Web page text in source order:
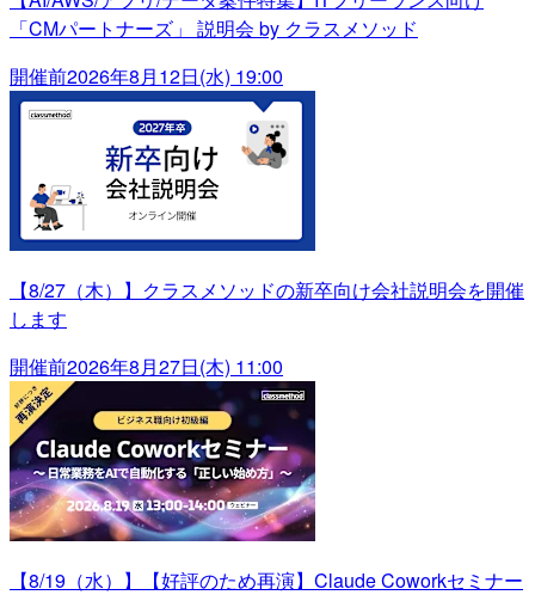
「CMパートナーズ」 説明会 by クラスメソッド
開催前2026年8月12日(水) 19:00
【8/27（木）】クラスメソッドの新卒向け会社説明会を開催
します
開催前2026年8月27日(木) 11:00
【8/19（水）】【好評のため再演】Claude Coworkセミナー